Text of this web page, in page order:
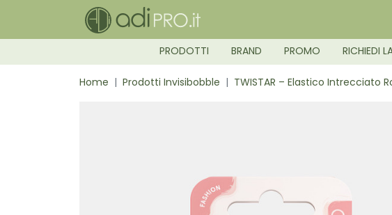
PRODOTTI BRAND PROMO RICHIEDI
Home Prodotti Invisibobble TWISTAR – Elastico Intrecciato